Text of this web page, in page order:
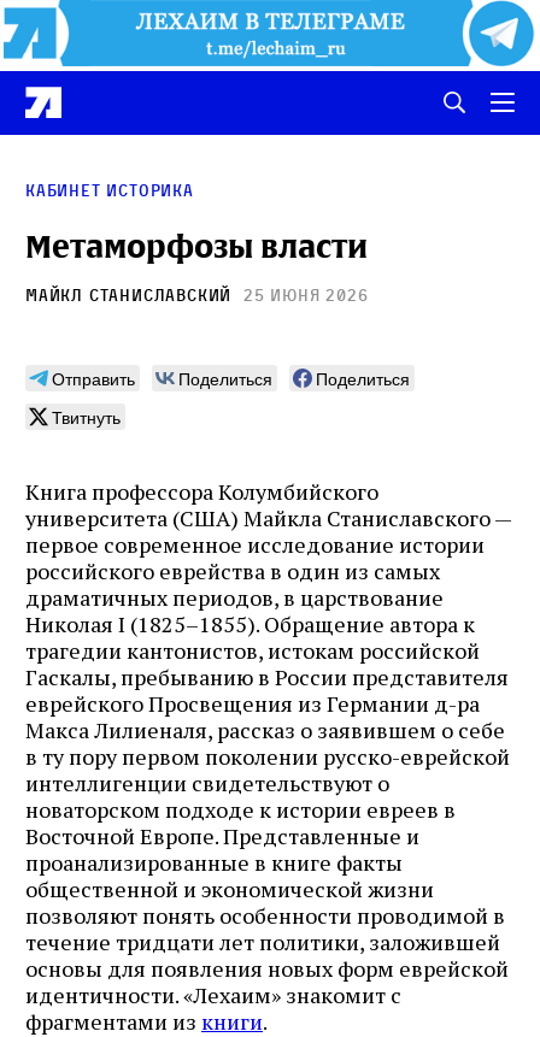
кабинет историка
Метаморфозы власти
Майкл Станиславский 25 июня 2026
Отправить Поделиться
Поделиться
Твитнуть
Книга профессора Колумбийского
университета (США) Майкла Станиславского —
первое современное исследование истории
российского еврейства в один из самых
драматичных периодов, в царствование
Николая I (1825–1855). Обращение автора к
трагедии кантонистов, истокам российской
Гаскалы, пребыванию в России представителя
еврейского Просвещения из Германии д-ра
Макса Лилиеналя, рассказ о заявившем о себе
в ту пору первом поколении русско-еврейской
интеллигенции свидетельствуют о
новаторском подходе к истории евреев в
Восточной Европе. Представленные и
проанализированные в книге факты
общественной и экономической жизни
позволяют понять особенности проводимой в
течение тридцати лет политики, заложившей
основы для появления новых форм еврейской
идентичности. «Лехаим» знакомит с
фрагментами из книги.